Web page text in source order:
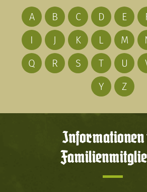
A B C D E
I
J K L M
Q
R S T U
Y
Z